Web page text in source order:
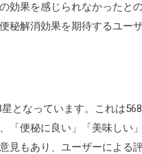
効果を感じられなかったと
秘解消効果を期待するユー
となっています。これは
「便秘に良い」「美味しい
もあり、ユーザーによる